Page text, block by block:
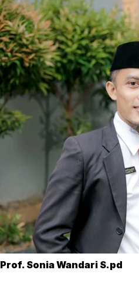
Prof. Sonia Wandari S.pd